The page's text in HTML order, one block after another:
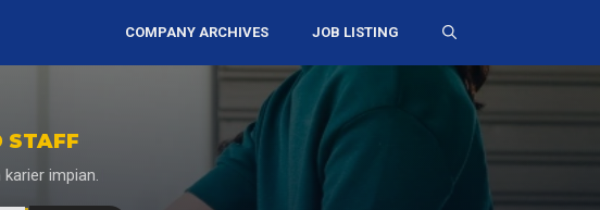
COMPANY ARCHIVES JOB LISTING
STAFF
impian.